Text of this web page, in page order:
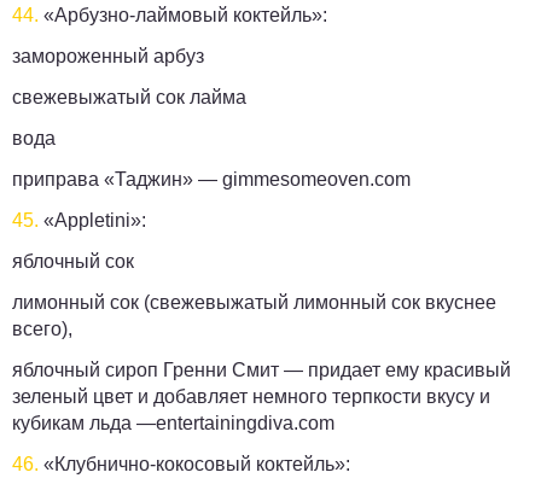
44. «Арбузно-лаймовый коктейль»:
замороженный арбуз
свежевыжатый сок лайма
вода
приправа «Таджин» — gimmesomeoven.com
45. «Appletini»:
яблочный сок
лимонный сок (свежевыжатый лимонный сок вкуснее
всего),
яблочный сироп Гренни Смит — придает ему красивый
зеленый цвет и добавляет немного терпкости вкусу и
кубикам льда —entertainingdiva.com
46. «Клубнично-кокосовый коктейль»: